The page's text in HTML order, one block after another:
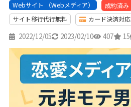
Webサイト （Webメディア） 成約済み
サイト移行代行無料
カード決済対応
2022/12/05 2023/02/10 407 15